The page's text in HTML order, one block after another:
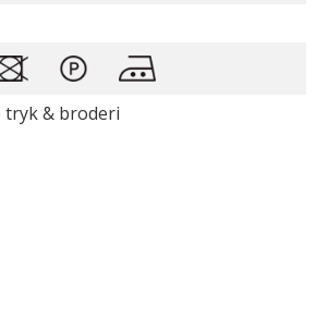
tryk & broderi